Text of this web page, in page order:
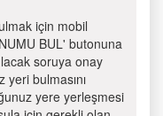
için mobil
BUL' butonuna
soruya onay
bulmasını
yere yerleşmesi